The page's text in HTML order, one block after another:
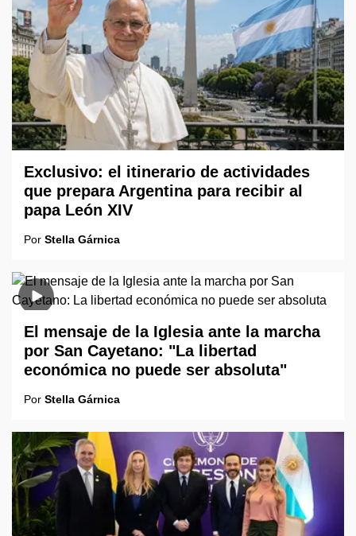
Exclusivo: el itinerario de actividades
que prepara Argentina para recibir al
papa León XIV
Por Stella Gárnica
El mensaje de la Iglesia ante la marcha
por San Cayetano: "La libertad
económica no puede ser absoluta"
Por Stella Gárnica